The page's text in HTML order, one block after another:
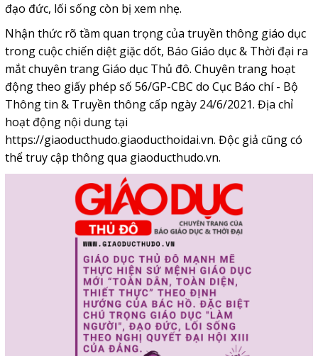
đạo đức, lối sống còn bị xem nhẹ.
Nhận thức rõ tầm quan trọng của truyền thông giáo dục
trong cuộc chiến diệt giặc dốt, Báo Giáo dục & Thời đại ra
mắt chuyên trang Giáo dục Thủ đô. Chuyên trang hoạt
động theo giấy phép số 56/GP-CBC do Cục Báo chí - Bộ
Thông tin & Truyền thông cấp ngày 24/6/2021. Địa chỉ
hoạt động nội dung tại
https://giaoducthudo.giaoducthoidai.vn. Độc giả cũng có
thể truy cập thông qua giaoducthudo.vn.